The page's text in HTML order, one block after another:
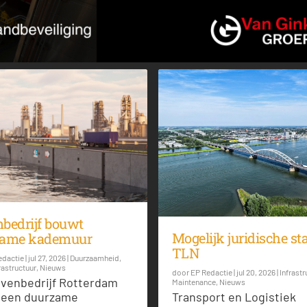
,Energie
bouwt
kademuur
| jul 27, 2026| Duurzaamheid,
, Nieuws
Rotterdam
duurzame
Mogelijk juridische
TLN
door EP Redactie| jul 20, 2026|
Maintenance, Nieuws
Transport en Logistiek